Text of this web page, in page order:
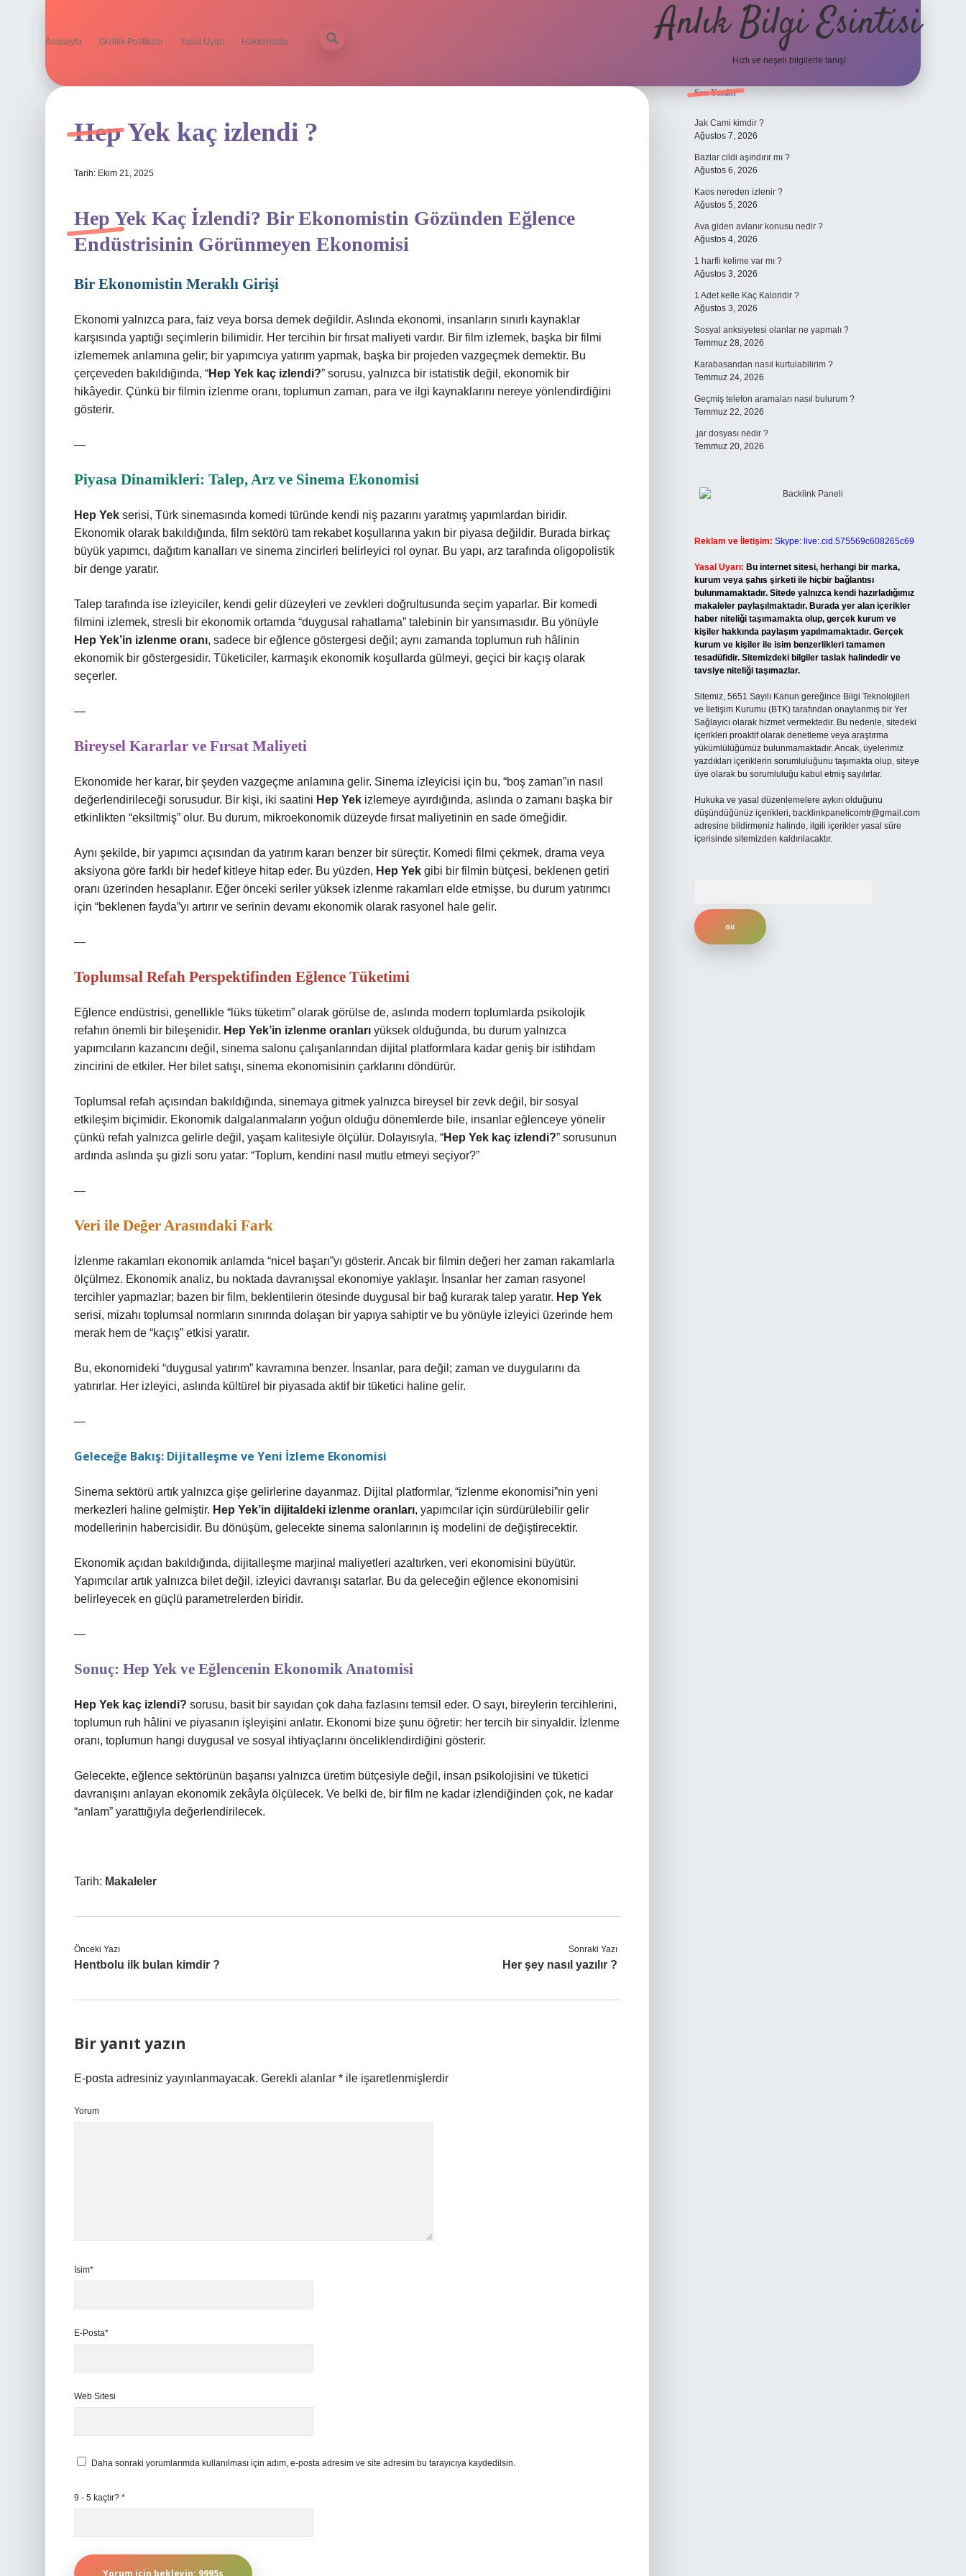
Anasayfa Gizlilik Politikası Yasal Uyarı Hakkımızda Anlık Bilgi Esintisi
Hızlı ve neşeli bilgilerle tanış!
Hep Yek kaç izlendi ?
Tarih: Ekim 21, 2025
Hep Yek Kaç İzlendi? Bir Ekonomistin Gözünden Eğlence
Endüstrisinin Görünmeyen Ekonomisi
Bir Ekonomistin Meraklı Girişi
Ekonomi yalnızca para, faiz veya borsa demek değildir. Aslında ekonomi, insanların sınırlı kaynaklar
karşısında yaptığı seçimlerin bilimidir. Her tercihin bir fırsat maliyeti vardır. Bir film izlemek, başka bir filmi
izlememek anlamına gelir; bir yapımcıya yatırım yapmak, başka bir projeden vazgeçmek demektir. Bu
çerçeveden bakıldığında, “Hep Yek kaç izlendi?” sorusu, yalnızca bir istatistik değil, ekonomik bir
hikâyedir. Çünkü bir filmin izlenme oranı, toplumun zaman, para ve ilgi kaynaklarını nereye yönlendirdiğini
gösterir.
—
Piyasa Dinamikleri: Talep, Arz ve Sinema Ekonomisi
Hep Yek serisi, Türk sinemasında komedi türünde kendi niş pazarını yaratmış yapımlardan biridir.
Ekonomik olarak bakıldığında, film sektörü tam rekabet koşullarına yakın bir piyasa değildir. Burada birkaç
büyük yapımcı, dağıtım kanalları ve sinema zincirleri belirleyici rol oynar. Bu yapı, arz tarafında oligopolistik
bir denge yaratır.
Talep tarafında ise izleyiciler, kendi gelir düzeyleri ve zevkleri doğrultusunda seçim yaparlar. Bir komedi
filmini izlemek, stresli bir ekonomik ortamda “duygusal rahatlama” talebinin bir yansımasıdır. Bu yönüyle
Hep Yek’in izlenme oranı, sadece bir eğlence göstergesi değil; aynı zamanda toplumun ruh hâlinin
ekonomik bir göstergesidir. Tüketiciler, karmaşık ekonomik koşullarda gülmeyi, geçici bir kaçış olarak
seçerler.
—
Bireysel Kararlar ve Fırsat Maliyeti
Ekonomide her karar, bir şeyden vazgeçme anlamına gelir. Sinema izleyicisi için bu, “boş zaman”ın nasıl
değerlendirileceği sorusudur. Bir kişi, iki saatini Hep Yek izlemeye ayırdığında, aslında o zamanı başka bir
etkinlikten “eksiltmiş” olur. Bu durum, mikroekonomik düzeyde fırsat maliyetinin en sade örneğidir.
Aynı şekilde, bir yapımcı açısından da yatırım kararı benzer bir süreçtir. Komedi filmi çekmek, drama veya
aksiyona göre farklı bir hedef kitleye hitap eder. Bu yüzden, Hep Yek gibi bir filmin bütçesi, beklenen getiri
oranı üzerinden hesaplanır. Eğer önceki seriler yüksek izlenme rakamları elde etmişse, bu durum yatırımcı
için “beklenen fayda”yı artırır ve serinin devamı ekonomik olarak rasyonel hale gelir.
—
Toplumsal Refah Perspektifinden Eğlence Tüketimi
Eğlence endüstrisi, genellikle “lüks tüketim” olarak görülse de, aslında modern toplumlarda psikolojik
refahın önemli bir bileşenidir. Hep Yek’in izlenme oranları yüksek olduğunda, bu durum yalnızca
yapımcıların kazancını değil, sinema salonu çalışanlarından dijital platformlara kadar geniş bir istihdam
zincirini de etkiler. Her bilet satışı, sinema ekonomisinin çarklarını döndürür.
Toplumsal refah açısından bakıldığında, sinemaya gitmek yalnızca bireysel bir zevk değil, bir sosyal
etkileşim biçimidir. Ekonomik dalgalanmaların yoğun olduğu dönemlerde bile, insanlar eğlenceye yönelir
çünkü refah yalnızca gelirle değil, yaşam kalitesiyle ölçülür. Dolayısıyla, “Hep Yek kaç izlendi?” sorusunun
ardında aslında şu gizli soru yatar: “Toplum, kendini nasıl mutlu etmeyi seçiyor?”
—
Veri ile Değer Arasındaki Fark
İzlenme rakamları ekonomik anlamda “nicel başarı”yı gösterir. Ancak bir filmin değeri her zaman rakamlarla
ölçülmez. Ekonomik analiz, bu noktada davranışsal ekonomiye yaklaşır. İnsanlar her zaman rasyonel
tercihler yapmazlar; bazen bir film, beklentilerin ötesinde duygusal bir bağ kurarak talep yaratır. Hep Yek
serisi, mizahı toplumsal normların sınırında dolaşan bir yapıya sahiptir ve bu yönüyle izleyici üzerinde hem
merak hem de “kaçış” etkisi yaratır.
Bu, ekonomideki “duygusal yatırım” kavramına benzer. İnsanlar, para değil; zaman ve duygularını da
yatırırlar. Her izleyici, aslında kültürel bir piyasada aktif bir tüketici haline gelir.
—
Geleceğe Bakış: Dijitalleşme ve Yeni İzleme Ekonomisi
Sinema sektörü artık yalnızca gişe gelirlerine dayanmaz. Dijital platformlar, “izlenme ekonomisi”nin yeni
merkezleri haline gelmiştir. Hep Yek’in dijitaldeki izlenme oranları, yapımcılar için sürdürülebilir gelir
modellerinin habercisidir. Bu dönüşüm, gelecekte sinema salonlarının iş modelini de değiştirecektir.
Ekonomik açıdan bakıldığında, dijitalleşme marjinal maliyetleri azaltırken, veri ekonomisini büyütür.
Yapımcılar artık yalnızca bilet değil, izleyici davranışı satarlar. Bu da geleceğin eğlence ekonomisini
belirleyecek en güçlü parametrelerden biridir.
—
Sonuç: Hep Yek ve Eğlencenin Ekonomik Anatomisi
Hep Yek kaç izlendi? sorusu, basit bir sayıdan çok daha fazlasını temsil eder. O sayı, bireylerin tercihlerini,
toplumun ruh hâlini ve piyasanın işleyişini anlatır. Ekonomi bize şunu öğretir: her tercih bir sinyaldir. İzlenme
oranı, toplumun hangi duygusal ve sosyal ihtiyaçlarını önceliklendirdiğini gösterir.
Gelecekte, eğlence sektörünün başarısı yalnızca üretim bütçesiyle değil, insan psikolojisini ve tüketici
davranışını anlayan ekonomik zekâyla ölçülecek. Ve belki de, bir film ne kadar izlendiğinden çok, ne kadar
“anlam” yarattığıyla değerlendirilecek.
Tarih: Makaleler
Önceki Yazı
Hentbolu ilk bulan kimdir ?
Sonraki Yazı
Her şey nasıl yazılır ?
Bir yanıt yazın
E-posta adresiniz yayınlanmayacak. Gerekli alanlar * ile işaretlenmişlerdir
Yorum
İsim*
E-Posta*
Web Sitesi
Daha sonraki yorumlarımda kullanılması için adım, e-posta adresim ve site adresim bu tarayıcıya kaydedilsin.
9 - 5 kaçtır? *
Sidebar
Son Yazılar
Jak Cami kimdir ?
Ağustos 7, 2026
Bazlar cildi aşındırır mı ?
Ağustos 6, 2026
Kaos nereden izlenir ?
Ağustos 5, 2026
Ava giden avlanır konusu nedir ?
Ağustos 4, 2026
1 harfli kelime var mı ?
Ağustos 3, 2026
1 Adet kelle Kaç Kaloridir ?
Ağustos 3, 2026
Sosyal anksiyetesi olanlar ne yapmalı ?
Temmuz 28, 2026
Karabasandan nasıl kurtulabilirim ?
Temmuz 24, 2026
Geçmiş telefon aramaları nasıl bulurum ?
Temmuz 22, 2026
.jar dosyası nedir ?
Temmuz 20, 2026
Reklam ve İletişim: Skype: live:.cid.575569c608265c69
Yasal Uyarı: Bu internet sitesi, herhangi bir marka,
kurum veya şahıs şirketi ile hiçbir bağlantısı
bulunmamaktadır. Sitede yalnızca kendi hazırladığımız
makaleler paylaşılmaktadır. Burada yer alan içerikler
haber niteliği taşımamakta olup, gerçek kurum ve
kişiler hakkında paylaşım yapılmamaktadır. Gerçek
kurum ve kişiler ile isim benzerlikleri tamamen
tesadüfidir. Sitemizdeki bilgiler taslak halindedir ve
tavsiye niteliği taşımazlar.
Sitemiz, 5651 Sayılı Kanun gereğince Bilgi Teknolojileri
ve İletişim Kurumu (BTK) tarafından onaylanmış bir Yer
Sağlayıcı olarak hizmet vermektedir. Bu nedenle, sitedeki
içerikleri proaktif olarak denetleme veya araştırma
yükümlülüğümüz bulunmamaktadır. Ancak, üyelerimiz
yazdıkları içeriklerin sorumluluğunu taşımakta olup, siteye
üye olarak bu sorumluluğu kabul etmiş sayılırlar.
Hukuka ve yasal düzenlemelere aykırı olduğunu
düşündüğünüz içerikleri, backlinkpanelicomtr@gmail.com
adresine bildirmeniz halinde, ilgili içerikler yasal süre
içerisinde sitemizden kaldırılacaktır.